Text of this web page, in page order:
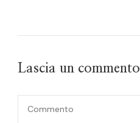
Lascia un commento